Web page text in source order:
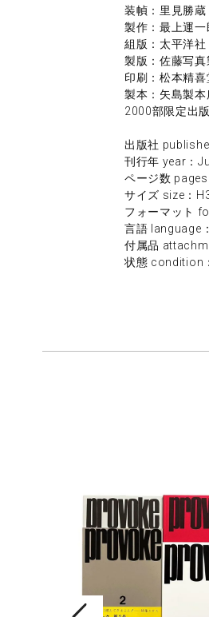
装幀：里見勝蔵
製作：最上運一
組版：太平洋社
製版：佐藤写真
印刷：松本精喜
製本：矢島製本
2000部限定出
出版社
刊行年 year：
ページ数
サイズ size：
フォーマット
言語 language
付属品
状態 condition